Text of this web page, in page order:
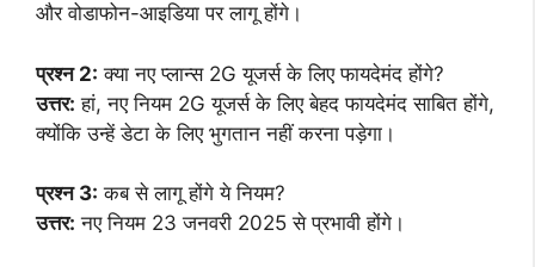
और वोडाफोन-आइडिया पर लागू होंगे।
प्रश्न 2: क्या नए प्लान्स 2G यूजर्स के लिए फायदेमंद होंगे?
उत्तर: हां, नए नियम 2G यूजर्स के लिए बेहद फायदेमंद साबित होंगे,
क्योंकि उन्हें डेटा के लिए भुगतान नहीं करना पड़ेगा।
प्रश्न 3: कब से लागू होंगे ये नियम?
उत्तर: नए नियम 23 जनवरी 2025 से प्रभावी होंगे।